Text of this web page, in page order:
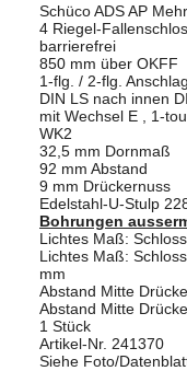
Schüco ADS AP
4 Riegel-
barrierefrei
850 mm über OKFF
1-flg. / 2-flg.
DIN LS nach innen
mit Wechsel E , 1-
WK2
32,5 mm Dornmaß
92 mm Abstand
9 mm Drückernuss
Edelstahl-U-Stulp
Bohrungen
Lichtes Maß:
Lichtes Maß:
mm
Abstand Mitte
Abstand Mitte
1 Stück
Artikel-Nr. 241370
Siehe Foto/